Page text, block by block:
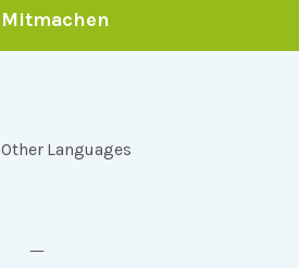
Mitmachen
Other Languages